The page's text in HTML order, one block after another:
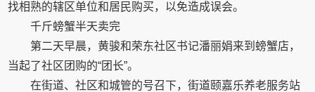
找相熟的辖区单位和居民购买，以免造成误会。
千斤螃蟹半天卖完
第二天早晨，黄骏和荣东社区书记潘丽娟来到螃蟹店，
当起了社区团购的“团长”。
在街道、社区和城管的号召下，街道颐嘉乐养老服务站